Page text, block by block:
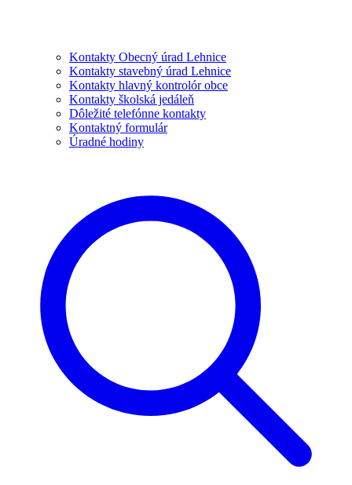
Kontakty Obecný úrad Lehnice
Kontakty stavebný úrad Lehnice
Kontakty hlavný kontrolór obce
Kontakty školská jedáleň
Dôležité telefónne kontakty
Kontaktný formulár
Úradné hodiny